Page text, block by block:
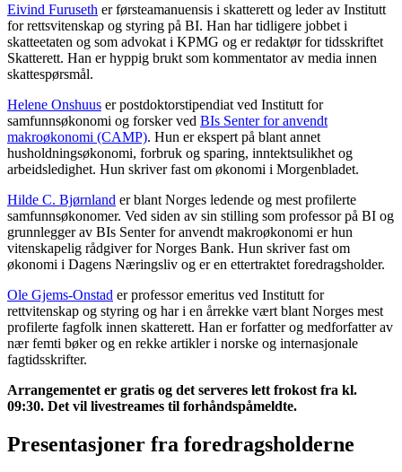
Eivind Furuseth er førsteamanuensis i skatterett og leder av Institutt
for rettsvitenskap og styring på BI. Han har tidligere jobbet i
skatteetaten og som advokat i KPMG og er redaktør for tidsskriftet
Skatterett. Han er hyppig brukt som kommentator av media innen
skattespørsmål.
Helene Onshuus er postdoktorstipendiat ved Institutt for
samfunnsøkonomi og forsker ved BIs Senter for anvendt
makroøkonomi (CAMP). Hun er ekspert på blant annet
husholdningsøkonomi, forbruk og sparing, inntektsulikhet og
arbeidsledighet. Hun skriver fast om økonomi i Morgenbladet.
Hilde C. Bjørnland er blant Norges ledende og mest profilerte
samfunnsøkonomer. Ved siden av sin stilling som professor på BI og
grunnlegger av BIs Senter for anvendt makroøkonomi er hun
vitenskapelig rådgiver for Norges Bank. Hun skriver fast om
økonomi i Dagens Næringsliv og er en ettertraktet foredragsholder.
Ole Gjems-Onstad er professor emeritus ved Institutt for
rettvitenskap og styring og har i en årrekke vært blant Norges mest
profilerte fagfolk innen skatterett. Han er forfatter og medforfatter av
nær femti bøker og en rekke artikler i norske og internasjonale
fagtidsskrifter.
Arrangementet er gratis og det serveres lett frokost fra kl.
09:30. Det vil livestreames til forhåndspåmeldte.
Presentasjoner fra foredragsholderne